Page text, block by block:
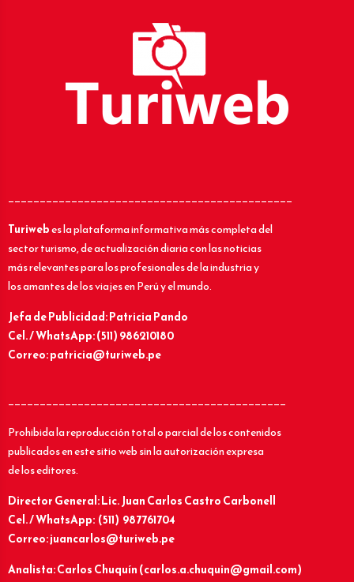
_____________________________________________
Turiwebes la plataforma informativa más completa del
sector turismo, de actualización diaria con las noticias
más relevantes para los profesionales de la industria y
los amantes de los viajes en Perú y el mundo.
Jefa de Publicidad: Patricia Pando
Cel. / WhatsApp: (511) 986210180
Correo: patricia@turiweb.pe
____________________________________________
Prohibida la reproducción total o parcial de los contenidos
publicados en este sitio web sin la autorización expresa
de los editores.
Director General: Lic.Juan Carlos Castro Carbonell
Cel. / WhatsApp: (511) 987761704
Correo: juancarlos@turiweb.pe
Analista: Carlos Chuquín (carlos.a.chuquin@gmail.com)